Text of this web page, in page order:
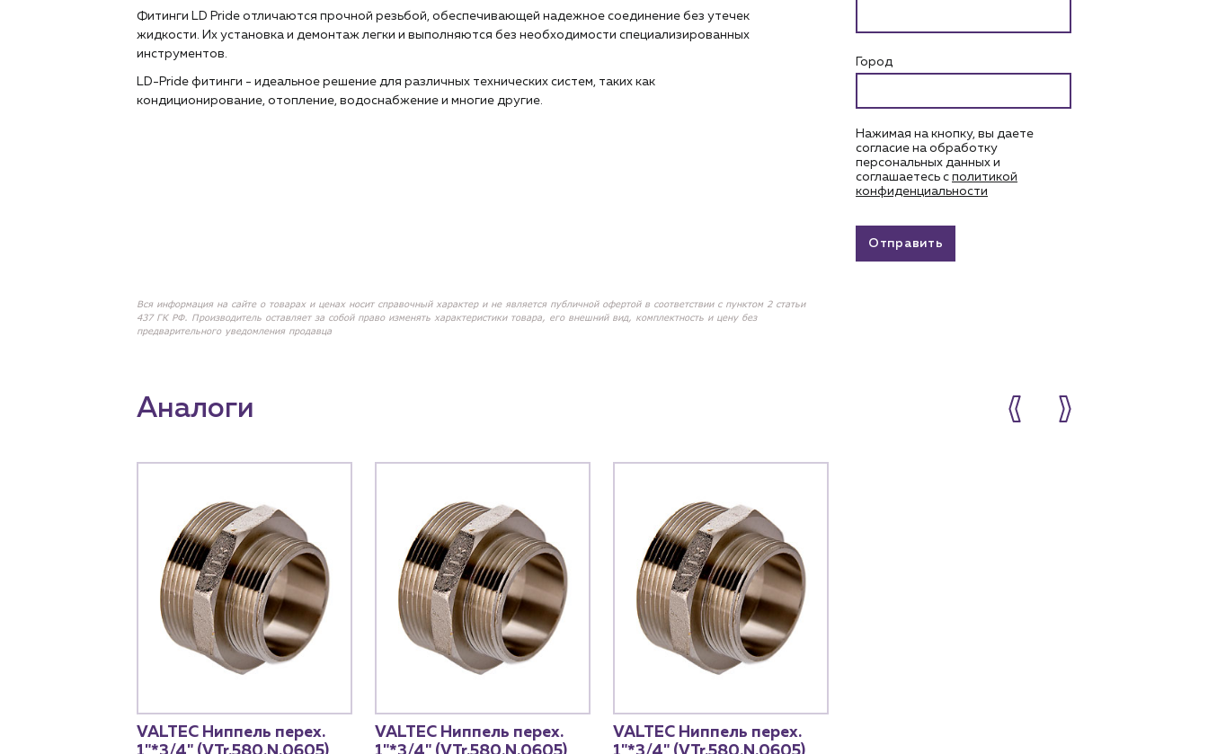
Фитинги LD Pride отличаются прочной резьбой, обеспечивающей надежное соединение без утечек
жидкости. Их установка и демонтаж легки и выполняются без необходимости специализированных
инструментов.
LD-Pride фитинги - идеальное решение для различных технических систем, таких как
кондиционирование, отопление, водоснабжение и многие другие.
Вся информация на сайте о товарах и ценах носит справочный характер и не является публичной офертой в соответствии с пунктом 2 статьи
437 ГК РФ. Производитель оставляет за собой право изменять характеристики товара, его внешний вид, комплектность и цену без
предварительного уведомления продавца
Город
Нажимая на кнопку, вы даете
согласие на обработку
персональных данных и
соглашаетесь c политикой
конфиденциальности
Отправить
Аналоги
VALTEC Ниппель перех.
VALTEC Ниппель перех.
VALTEC Ниппель перех.